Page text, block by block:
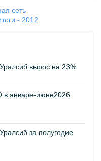
сеть
- 2012
вырос на 23%
январе-июне2026
за полугодие